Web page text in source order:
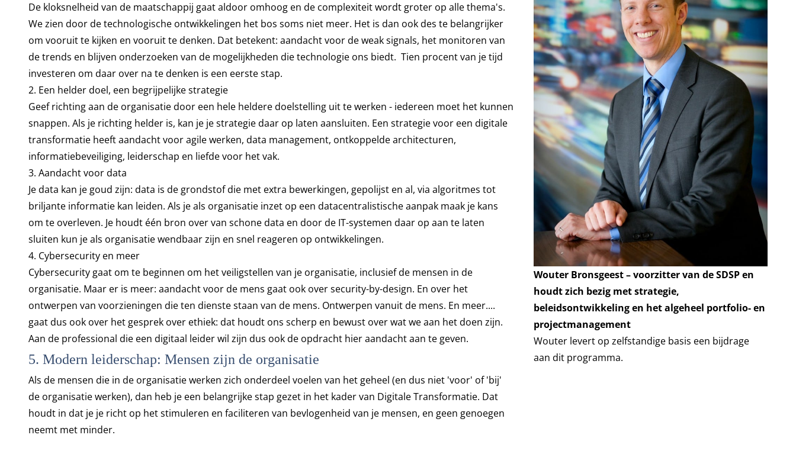
De kloksnelheid van de maatschappij gaat aldoor omhoog en de complexiteit wordt groter op alle thema's.
We zien door de technologische ontwikkelingen het bos soms niet meer. Het is dan ook des te belangrijker
om vooruit te kijken en vooruit te denken. Dat betekent: aandacht voor de weak signals, het monitoren van
de trends en blijven onderzoeken van de mogelijkheden die technologie ons biedt. Tien procent van je tijd
investeren om daar over na te denken is een eerste stap.
2. Een helder doel, een begrijpelijke strategie
Geef richting aan de organisatie door een hele heldere doelstelling uit te werken - iedereen moet het kunnen
snappen. Als je richting helder is, kan je je strategie daar op laten aansluiten. Een strategie voor een digitale
transformatie heeft aandacht voor agile werken, data management, ontkoppelde architecturen,
informatiebeveiliging, leiderschap en liefde voor het vak.
3. Aandacht voor data
Je data kan je goud zijn: data is de grondstof die met extra bewerkingen, gepolijst en al, via algoritmes tot
briljante informatie kan leiden. Als je als organisatie inzet op een datacentralistische aanpak maak je kans
om te overleven. Je houdt één bron over van schone data en door de IT-systemen daar op aan te laten
sluiten kun je als organisatie wendbaar zijn en snel reageren op ontwikkelingen.
4. Cybersecurity en meer
Cybersecurity gaat om te beginnen om het veiligstellen van je organisatie, inclusief de mensen in de
organisatie. Maar er is meer: aandacht voor de mens gaat ook over security-by-design. En over het
ontwerpen van voorzieningen die ten dienste staan van de mens. Ontwerpen vanuit de mens. En meer....
gaat dus ook over het gesprek over ethiek: dat houdt ons scherp en bewust over wat we aan het doen zijn.
Aan de professional die een digitaal leider wil zijn dus ook de opdracht hier aandacht aan te geven.
5. Modern leiderschap: Mensen zijn de organisatie
Als de mensen die in de organisatie werken zich onderdeel voelen van het geheel (en dus niet 'voor' of 'bij'
de organisatie werken), dan heb je een belangrijke stap gezet in het kader van Digitale Transformatie. Dat
houdt in dat je je richt op het stimuleren en faciliteren van bevlogenheid van je mensen, en geen genoegen
neemt met minder.
Wouter Bronsgeest – voorzitter van de SDSP en
houdt zich bezig met strategie,
beleidsontwikkeling en het algeheel portfolio- en
projectmanagement
Wouter levert op zelfstandige basis een bijdrage
aan dit programma.